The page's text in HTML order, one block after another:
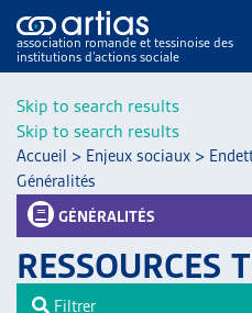
Skip to search results
Skip to search results
association romande et tessinoise des
institutions d’actions sociale
NOS PUBLICATIONS
ARTICLES
Accueil > Enjeux sociaux >
Généralités
GÉNÉRALITÉS
RESSOURCES
Filtrer